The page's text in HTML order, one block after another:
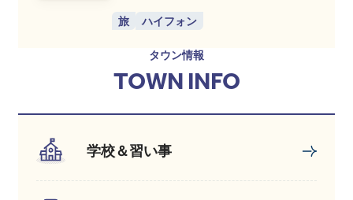
旅 ハイフォン
タウン情報
TOWN INFO
学校＆習い事